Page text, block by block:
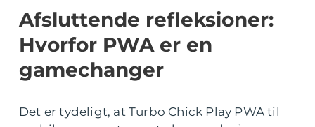
Afsluttende refleksioner:
Hvorfor PWA er en
gamechanger
Det er tydeligt, at Turbo Chick Play PWA til